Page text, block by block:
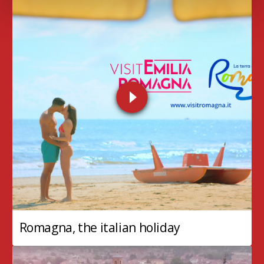
Romagna, the italian holiday